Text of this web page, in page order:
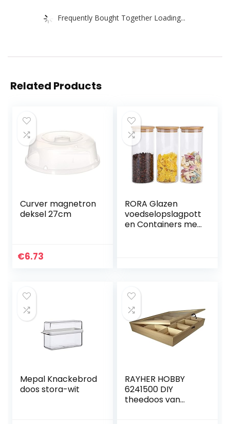
Frequently Bought Together Loading...
Related Products
Curver magnetron
deksel 27cm
€6.73
RORA Glazen
voedselopslagpott
en Containers met
Mepal Knackebrod
doos stora-wit
RAYHER HOBBY
6241500 DIY
theedoos van